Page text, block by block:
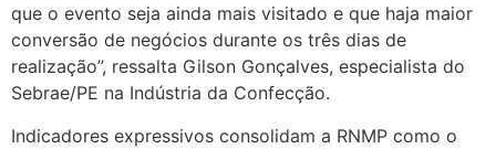
que o evento seja ainda mais visitado e que haja maior
conversão de negócios durante os três dias de
realização”, ressalta Gilson Gonçalves, especialista do
Sebrae/PE na Indústria da Confecção.
Indicadores expressivos consolidam a RNMP como o